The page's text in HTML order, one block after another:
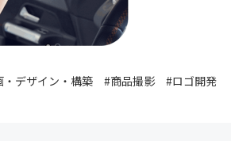
・デザイン・構築 #商品撮影 #ロゴ開発